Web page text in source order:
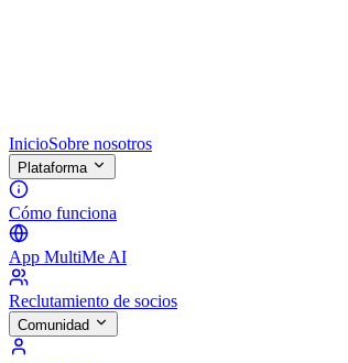
InicioSobre nosotros
Plataforma
Cómo funciona
App MultiMe AI
Reclutamiento de socios
Comunidad